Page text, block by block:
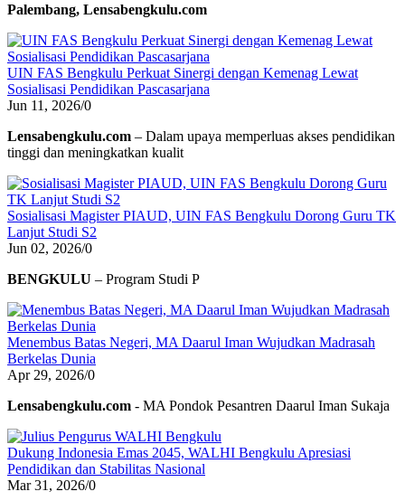
Palembang, Lensabengkulu.com
UIN FAS Bengkulu Perkuat Sinergi dengan Kemenag Lewat
Sosialisasi Pendidikan Pascasarjana
Jun 11, 2026/0
Lensabengkulu.com – Dalam upaya memperluas akses pendidikan
tinggi dan meningkatkan kualit
Sosialisasi Magister PIAUD, UIN FAS Bengkulu Dorong Guru TK
Lanjut Studi S2
Jun 02, 2026/0
BENGKULU – Program Studi P
Menembus Batas Negeri, MA Daarul Iman Wujudkan Madrasah
Berkelas Dunia
Apr 29, 2026/0
Lensabengkulu.com - MA Pondok Pesantren Daarul Iman Sukaja
Dukung Indonesia Emas 2045, WALHI Bengkulu Apresiasi
Pendidikan dan Stabilitas Nasional
Mar 31, 2026/0